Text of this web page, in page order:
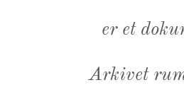
er et
Arkivet